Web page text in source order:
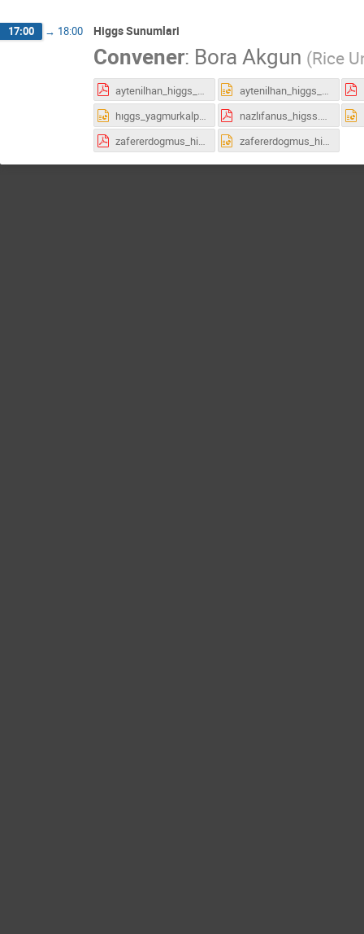
17:00 → 18:00 Higgs Sunumlari
Convener: Bora Akgun (Rice
aytenilhan_higgs_ensonnnnn.pdf
aytenilhan_higgs_ensonnnnn.pptx
hıggs_yagmurkalpakci.pptx
nazlıfanus_higss.pdf
zafererdogmus_higgs_ensonnn.pdf
zafererdogmus_higgs_ensonnn.pptx